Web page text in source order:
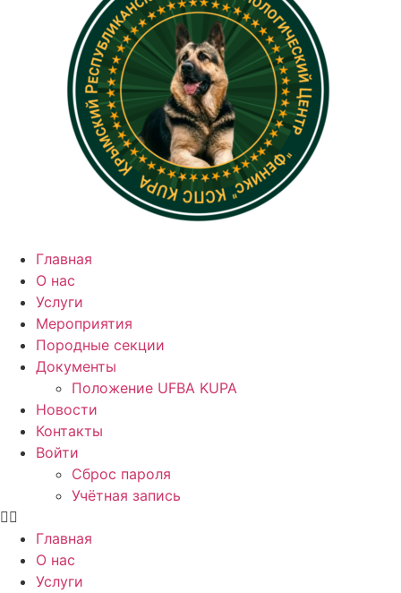
Главная
О нас
Услуги
Мероприятия
Породные секции
Документы
Положение UFBA KUPA
Новости
Контакты
Войти
Сброс пароля
Учётная запись
Главная
О нас
Услуги